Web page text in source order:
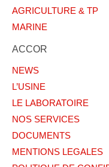
AGRICULTURE & TP
MARINE
ACCOR
NEWS
L’USINE
LE LABORATOIRE
NOS SERVICES
DOCUMENTS
MENTIONS LEGALES